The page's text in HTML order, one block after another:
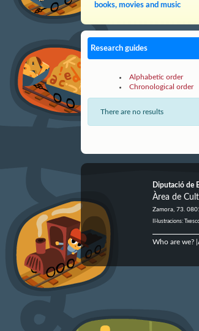
books, movies and music
Research guides
Alphabetic order
Chronological order
There are no results
Diputació de
Àrea de
Zamora, 73.
Il·lustracions:
Who are we?|